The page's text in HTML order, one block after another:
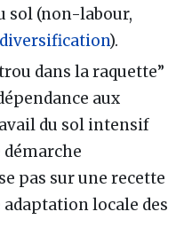
sol (non-labour,
diversification).
dans la raquette”
aux
du sol intensif
démarche
pas sur une recette
locale des